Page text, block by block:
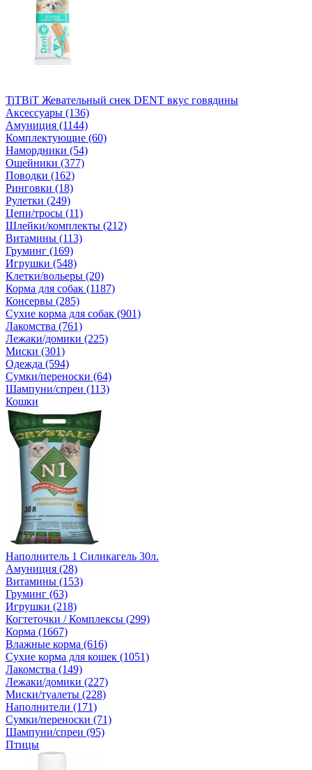
TiTBiT Жевательный снек DENT вкус говядины
Аксессуары (136)
Амуниция (1144)
Комплектующие (60)
Намордники (54)
Ошейники (377)
Поводки (162)
Ринговки (18)
Рулетки (249)
Цепи/тросы (11)
Шлейки/комплекты (212)
Витамины (113)
Груминг (169)
Игрушки (548)
Клетки/вольеры (20)
Корма для собак (1187)
Консервы (285)
Сухие корма для собак (901)
Лакомства (761)
Лежаки/домики (225)
Миски (301)
Одежда (594)
Сумки/переноски (64)
Шампуни/спреи (113)
Кошки
Наполнитель 1 Силикагель 30л.
Амуниция (28)
Витамины (153)
Груминг (63)
Игрушки (218)
Когтеточки / Комплексы (299)
Корма (1667)
Влажные корма (616)
Сухие корма для кошек (1051)
Лакомства (149)
Лежаки/домики (227)
Миски/туалеты (228)
Наполнители (171)
Сумки/переноски (71)
Шампуни/спреи (95)
Птицы